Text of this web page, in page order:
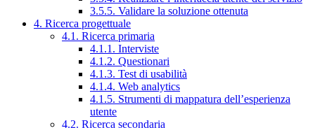
3.5.5. Validare la soluzione ottenuta
4. Ricerca progettuale
4.1. Ricerca primaria
4.1.1. Interviste
4.1.2. Questionari
4.1.3. Test di usabilità
4.1.4. Web analytics
4.1.5. Strumenti di mappatura dell’esperienza
utente
4.2. Ricerca secondaria